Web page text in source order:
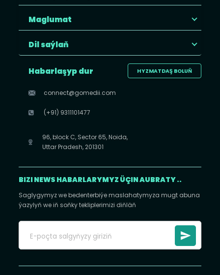
Maglumat
Dil saýlaň
HYZMATDAŞ BOLUŇ
Habarlaşyp dur
connect@gomedii.com
(+91) 9311101477
96, block C, Sector 65, Noida,
Uttar Pradesh, 201301
BIZI NEWS HABARLARYMYZ ÜÇIN AUBRATY ..
Saglygymyz we bedenterbiýe maslahatymyza mugt abuna
ýazylyň we iň soňky tekliplerimizi diňläň